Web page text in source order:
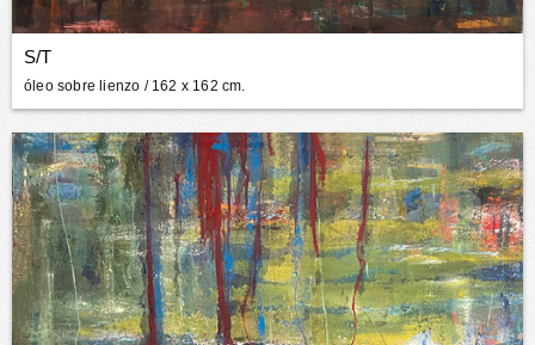
S/T
óleo sobre lienzo / 162 x 162 cm.